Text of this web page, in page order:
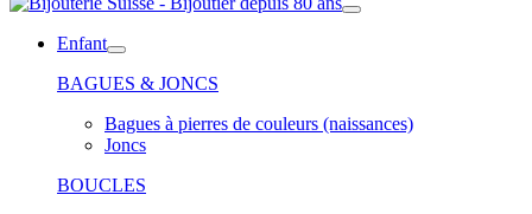
Enfant
BAGUES & JONCS
Bagues à pierres de couleurs (naissances)
Joncs
BOUCLES